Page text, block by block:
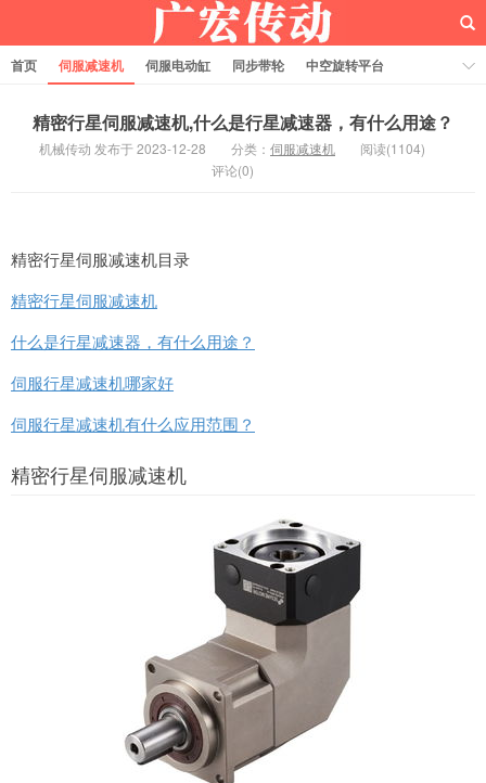
首页 伺服减速机 伺服电动缸 同步带轮
中空旋转平台
精密行星伺服减速机,什么是行星减速器，有什么用途？
机械传动 发布于 2023-12-28 分类： 伺服减速机
阅读(1104)
评论(0)
精密行星伺服减速机目录
精密行星伺服减速机
什么是行星减速器，有什么用途？
伺服行星减速机哪家好
伺服行星减速机有什么应用范围？
精密行星伺服减速机